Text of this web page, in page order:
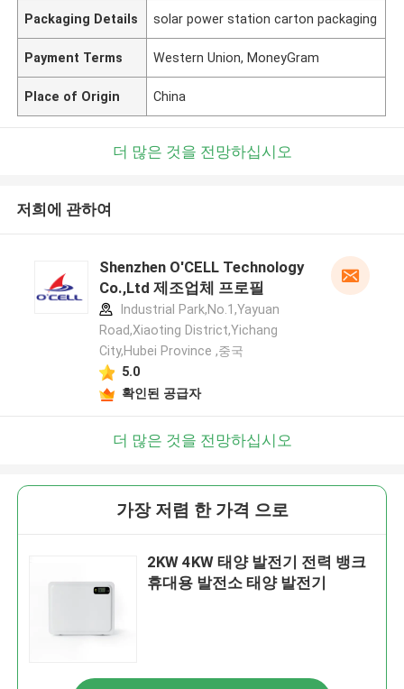
Packaging Details solar power station carton packaging
Payment Terms Western Union, MoneyGram
Place of Origin China
더 많은 것을 전망하십시오
저희에 관하여
Shenzhen O'CELL Technology
Co.,Ltd 제조업체 프로필
Industrial Park,No.1,Yayuan
Road,Xiaoting District,Yichang
City,Hubei Province ,중국
5.0
확인된 공급자
더 많은 것을 전망하십시오
가장 저렴 한 가격 으로
2KW 4KW 태양 발전기 전력 뱅크
휴대용 발전소 태양 발전기